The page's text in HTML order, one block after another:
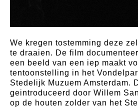
We kregen tostemming deze
te draaien. De film
een beeld van een iep maakt
tentoonstelling in het
Stedelijk Muzuem Amsterdam.
geintroduceerd door Willem
op de houten zolder van het